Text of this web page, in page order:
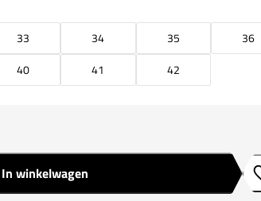
33 34 35
36
40 41 42
In winkelwagen